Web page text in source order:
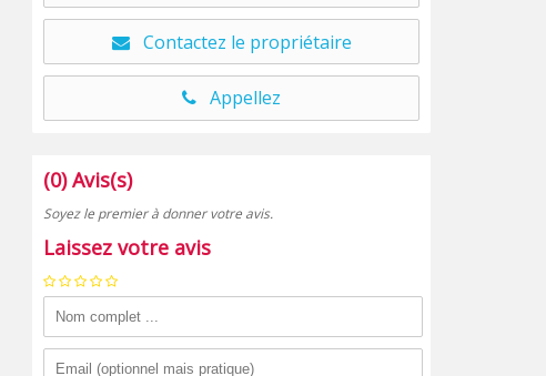
Contactez le propriétaire
Appellez
(0) Avis(s)
Soyez le premier à donner votre avis.
Laissez votre avis